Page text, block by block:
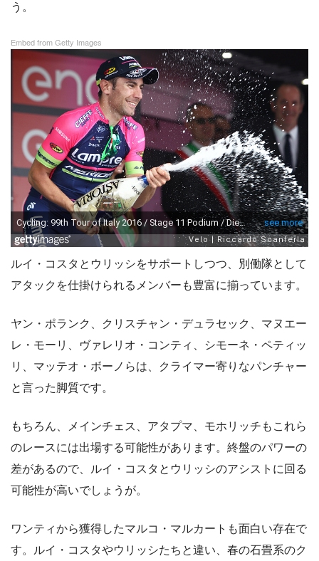
う。
Embed from Getty Images
ルイ・コスタとウリッシをサポートしつつ、別働隊として
アタックを仕掛けられるメンバーも豊富に揃っています。
ヤン・ポランク、クリスチャン・デュラセック、マヌエー
レ・モーリ、ヴァレリオ・コンティ、シモーネ・ペティッ
リ、マッテオ・ボーノらは、クライマー寄りなパンチャー
と言った脚質です。
もちろん、メインチェス、アタプマ、モホリッチもこれら
のレースには出場する可能性があります。終盤のパワーの
差があるので、ルイ・コスタとウリッシのアシストに回る
可能性が高いでしょうが。
ワンティから獲得したマルコ・マルカートも面白い存在で
す。ルイ・コスタやウリッシたちと違い、春の石畳系のク